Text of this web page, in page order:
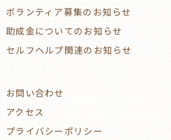
ボランティア募集のお知らせ
助成金についてのお知らせ
セルフヘルプ関連のお知らせ
お問い合わせ
アクセス
プライバシーポリシー